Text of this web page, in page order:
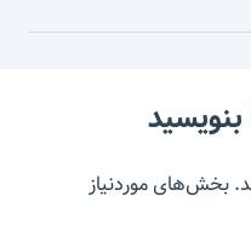
بنویسید
بخش‌های موردنیاز